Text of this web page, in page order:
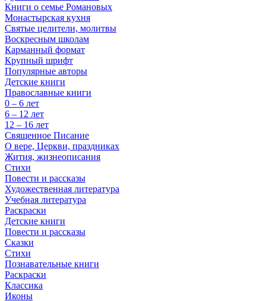
Книги о семье Романовых
Монастырская кухня
Святые целители, молитвы
Воскресным школам
Карманный формат
Крупный шрифт
Популярные авторы
Детские книги
Православные книги
0 – 6 лет
6 – 12 лет
12 – 16 лет
Священное Писание
О вере, Церкви, праздниках
Жития, жизнеописания
Стихи
Повести и рассказы
Художественная литература
Учебная литература
Раскраски
Детские книги
Повести и рассказы
Сказки
Стихи
Познавательные книги
Раскраски
Классика
Иконы